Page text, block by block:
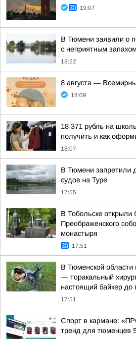
19:07
В Тюмени заявили о
с неприятным
18:22
8 августа —
18:09
18 371 рубль на
получить и как
18:07
В Тюмени запретили
судов на Туре
17:55
В Тобольске открыли
Преображенского
монастыря
17:51
В Тюменской области
— торакальный
настоящий байкер до
17:51
Спорт в кармане:
тренд для тюменцев